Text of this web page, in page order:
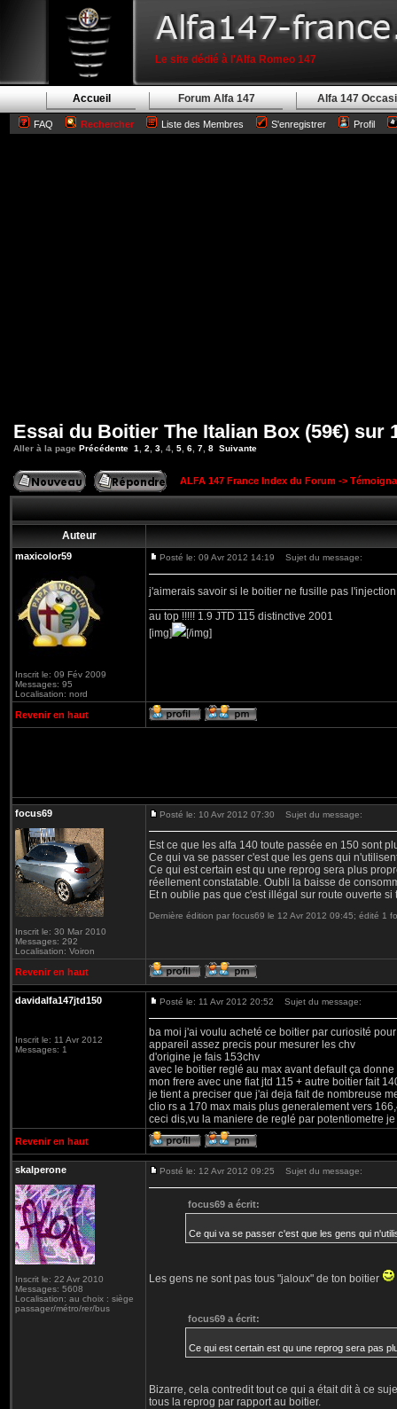
Le site dédié à l'Alfa Romeo 147
Accueil Forum Alfa 147 Alfa 147
FAQ Rechercher Liste des Membres S'enregistrer Profil
Essai du Boitier The Italian Box (59€) sur
Aller à la page Précédente 1 2 3 4 5 6 7 8 Suivante
ALFA 147 France Index du Forum ->
Auteur
maxicolor59
Inscrit le: 09 Fév 2009
Messages: 95
Localisation: nord
Posté le: 09 Avr 2012 14:19 Sujet du message:
j'aimerais savoir si le boitier ne fusille pas
au top !!!!! 1.9 JTD 115 distinctive 2001
[img]
[/img]
Revenir en haut
focus69
Inscrit le: 30 Mar 2010
Messages: 292
Localisation: Voiron
Posté le: 10 Avr 2012 07:30 Sujet du message:
Est ce que les alfa 140 toute passée en 150 sont
Ce qui va se passer c'est que les gens qui
Ce qui est certain est qu une reprog sera plus
réellement constatable. Oubli la baisse de
Et n oublie pas que c'est illégal sur route ouverte si
Dernière édition par focus69 le 12 Avr 2012 09:45; édité 1
Revenir en haut
davidalfa147jtd150
Inscrit le: 11 Avr 2012
Messages: 1
Posté le: 11 Avr 2012 20:52 Sujet du message:
ba moi j'ai voulu acheté ce boitier par curiosité
appareil assez precis pour mesurer les chv
d'origine je fais 153chv
avec le boitier reglé au max avant default ça donne
mon frere avec une fiat jtd 115 + autre boitier fait
je tient a preciser que j'ai deja fait de nombreuse
clio rs a 170 max mais plus generalement vers
ceci dis,vu la maniere de reglé par potentiometre
Revenir en haut
skalperone
Inscrit le: 22 Avr 2010
Messages: 5608
Localisation: au choix : siège
passager/métro/rer/bus
Posté le: 12 Avr 2012 09:25 Sujet du message:
focus69 a écrit:
Ce qui va se passer c'est que les gens qui
Les gens ne sont pas tous "jaloux" de ton boitier
focus69 a écrit:
Ce qui est certain est qu une reprog sera pas
Bizarre, cela contredit tout ce qui a était dit à ce
tous la reprog par rapport au boitier.